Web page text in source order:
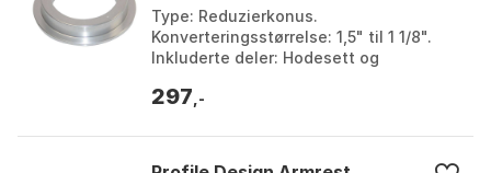
Type: Reduzierkonus.
Konverteringsstørrelse: 1,5" til 1 1/8".
Inkluderte deler: Hodesett og
jevn styring og kompatibilitet m...
297 ,-